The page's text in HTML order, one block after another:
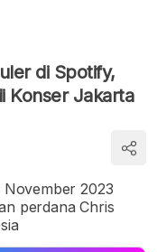
di Spotify,
Konser Jakarta
November 2023
perdana Chris